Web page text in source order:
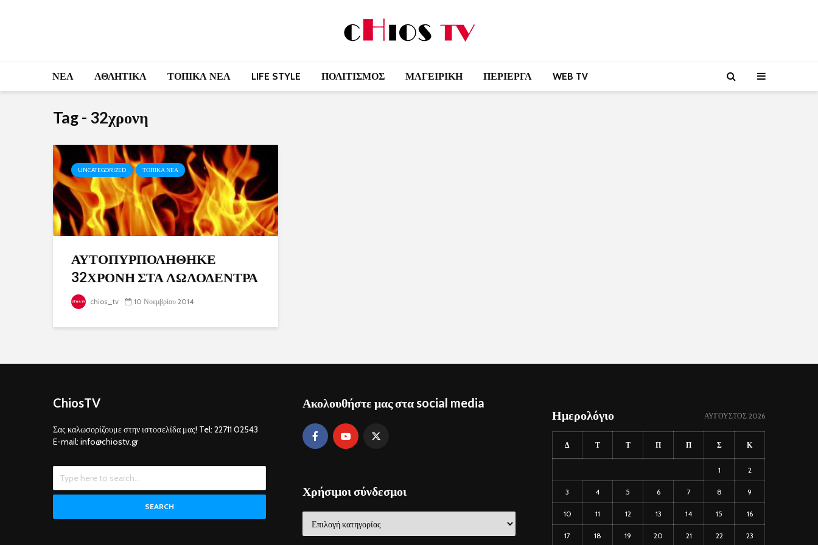
ΝΕΑ ΑΘΛΗΤΙΚΑ ΤΟΠΙΚΑ ΝΕΑ LIFE STYLE ΠΟΛΙΤΙΣΜΟΣ ΜΑΓΕΙΡΙΚΗ ΠΕΡΙΕΡΓΑ WEB TV
Tag - 32χρονη
UNCATEGORIZED ΤΟΠΙΚΑ ΝΕΑ
ΑΥΤΟΠΥΡΠΟΛΗΘΗΚΕ
32ΧΡΟΝΗ ΣΤΑ ΛΩΛΟΔΕΝΤΡΑ
chios_tv 10 Νοεμβρίου 2014
ChiosTV
Σας καλωσορίζουμε στην ιστοσελίδα μας! Tel: 22711 02543
E-mail: info@chiostv.gr
SEARCH
Ακολουθήστε μας στα social media
Χρήσιμοι σύνδεσμοι
σύνδεσμοι
Ημερολόγιο ΑΎΓΟΥΣΤΟΣ 2026
Δ Τ Τ Π Π Σ Κ
1 2
3 4 5 6 7 8 9
10 11 12 13 14 15 16
17 18 19 20 21 22 23